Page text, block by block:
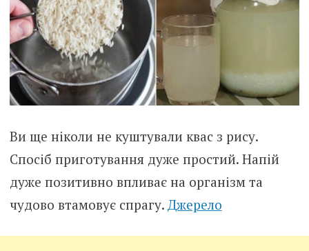
Ви ще ніколи не куштували квас з рису.
Спосіб приготування дуже простий. Напій
дуже позитивно впливає на організм та
чудово втамовує спрагу. Джерело